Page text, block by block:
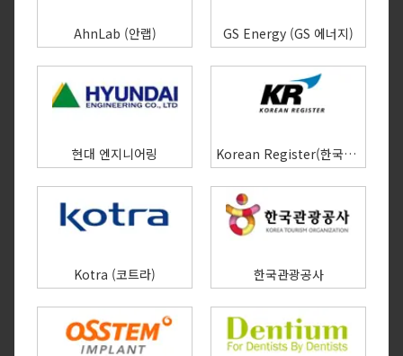
AhnLab (안랩) GS Energy (GS 에너지)
현대 엔지니어링 Korean Register(한국선급)
Kotra (코트라) 한국관광공사